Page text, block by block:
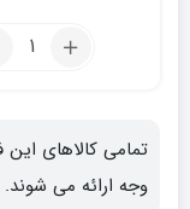
تعداد:
پارس
بوم
تمامی کالاهای این
وجه ارائه می شوند.